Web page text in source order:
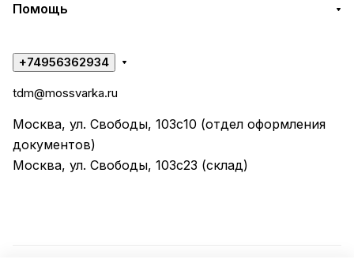
Помощь
+74956362934
tdm@mossvarka.ru
Москва, ул. Свободы, 103с10 (отдел оформления
документов)
Москва, ул. Свободы, 103с23 (склад)